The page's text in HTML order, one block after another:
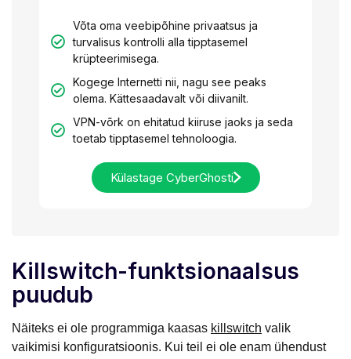
Võta oma veebipõhine privaatsus ja
turvalisus kontrolli alla tipptasemel
krüpteerimisega.
Kogege Internetti nii, nagu see peaks
olema. Kättesaadavalt või diivanilt.
VPN-võrk on ehitatud kiiruse jaoks ja seda
toetab tipptasemel tehnoloogia.
Külastage CyberGhosti
Killswitch-funktsionaalsus
puudub
Näiteks ei ole programmiga kaasas killswitch valik
vaikimisi konfiguratsioonis. Kui teil ei ole enam ühendust